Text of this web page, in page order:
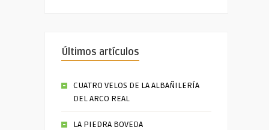
Últimos artículos
CUATRO VELOS DE LA ALBAÑILERÍA
DEL ARCO REAL
LA PIEDRA BOVEDA